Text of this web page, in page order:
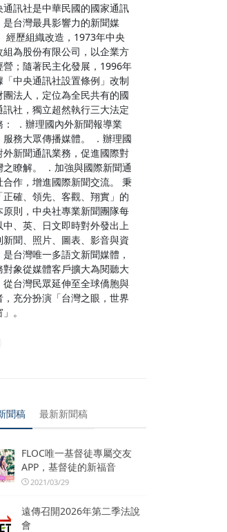
通訊社是中華民國的國家通訊
是台灣最具影響力的新聞媒
經歷組織改造，1973年中央
組為股份有限公司，以企業方
營；隨著民主化發展，1996年
「中央通訊社設置條例」改制
團法人，定位為全民共有的國
訊社，獨立超然執行三大法定
： ．辦理國內外新聞報導業
服務大眾傳播媒體。 ．辦理國
外新聞通訊業務，促進國際對
之瞭解。 ．加強與國際新聞通
合作，增進國際新聞交流。 秉
正確、領先、客觀、翔實」的
原則，中央社專業新聞團隊每
中、英、日文即時對外發出上
新聞、照片、圖表、影音與資
是台灣唯一多語文新聞媒體，
對象從媒體客戶擴大為閱聽大
從台灣民眾延伸至全球僑胞與
，充分扮演「台灣之眼，世界
。
聞稿 最新新聞稿
FLOC唯一基督徒專屬交友
APP，基督徒的新福音
2021/03/29
遠傳召開2026年第二季法說
會